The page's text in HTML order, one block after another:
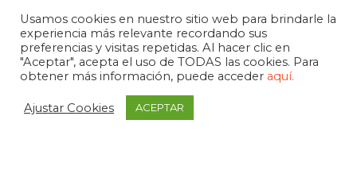
Usamos cookies en nuestro sitio web para brindarle la
experiencia más relevante recordando sus
preferencias y visitas repetidas. Al hacer clic en
"Aceptar", acepta el uso de TODAS las cookies. Para
obtener más información, puede acceder aquí.
Ajustar Cookies ACEPTAR